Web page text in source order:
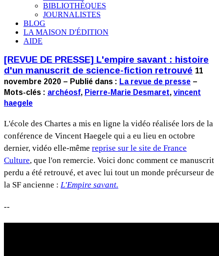
BIBLIOTHÈQUES
JOURNALISTES
BLOG
LA MAISON D'ÉDITION
AIDE
[REVUE DE PRESSE] L'empire savant : histoire
d'un manuscrit de science-fiction retrouvé 11
novembre 2020 – Publié dans : La revue de presse –
Mots-clés : archéosf, Pierre-Marie Desmaret, vincent
haegele
L'école des Chartes a mis en ligne la vidéo réalisée lors de la
conférence de Vincent Haegele qui a eu lieu en octobre
dernier, vidéo elle-même reprise sur le site de France
Culture, que l'on remercie. Voici donc comment ce manuscrit
perdu a été retrouvé, et avec lui tout un monde précurseur de
la SF ancienne : L'Empire savant.
--